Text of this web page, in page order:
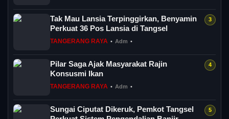
Tak Mau Lansia Terpinggirkan, Benyamin
Perkuat 36 Pos Lansia di Tangsel
TANGERANG RAYA • Adm •
Pilar Saga Ajak Masyarakat Rajin
Konsusmi Ikan
TANGERANG RAYA • Adm •
Sungai Ciputat Dikeruk, Pemkot Tangsel